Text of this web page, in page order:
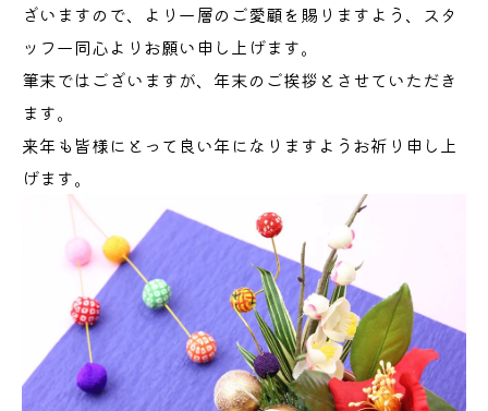
ざいますので、より一層のご愛顧を賜りますよう、スタ
ッフ一同心よりお願い申し上げます。
筆末ではございますが、年末のご挨拶とさせていただき
ます。
来年も皆様にとって良い年になりますようお祈り申し上
げます。